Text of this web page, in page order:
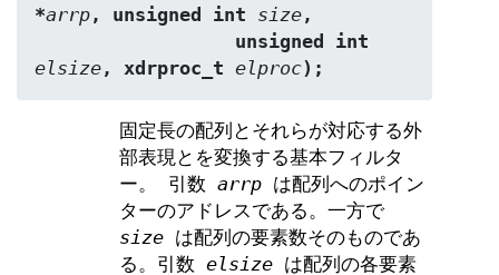
*arrp, unsigned int size,
elsize, xdrproc_t elproc);
固定長の配列とそれらが対応する外
部表現とを変換する基本フィルタ
ー。 引数 arrpは配列へのポイン
ターのアドレスである。一方で
sizeは配列の要素数そのものであ
る。引数 elsizeは配列の各要素